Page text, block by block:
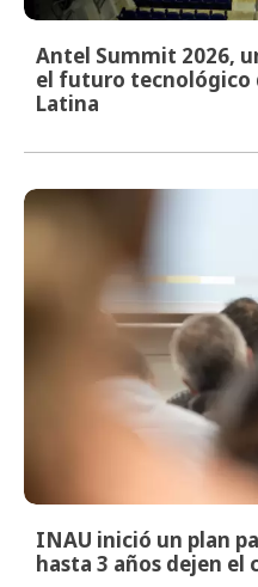
Antel Summit 2026,
el futuro tecnológico
Latina
INAU inició un plan
hasta 3 años dejen el